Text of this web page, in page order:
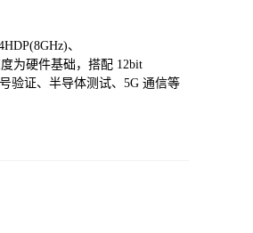
、
为硬件基础，搭配 12bit
验证、半导体测试、5G 通信等